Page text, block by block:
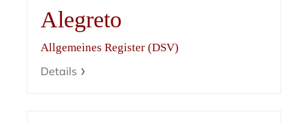
Alegreto
Allgemeines Register (DSV)
Details